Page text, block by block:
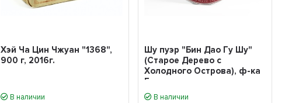
Хэй Ча Цин Чжуан "1368",
900 г, 2016г.
В наличии
Шу пуэр "Бин Дао Гу Шу"
(Старое Дерево с
Холодного Острова), ф-ка
Г...
В наличии